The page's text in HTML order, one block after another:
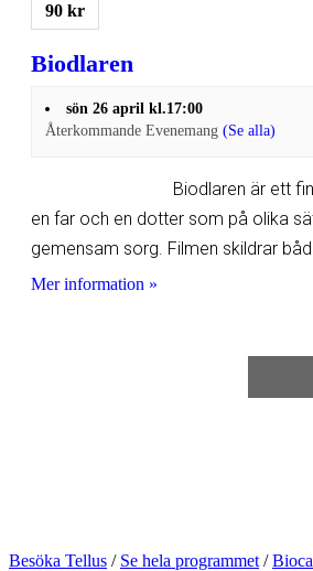
90 kr
Biodlaren
sön 26 april kl.17:00
Återkommande Evenemang (Se alla)
Biodlaren är ett
en far och en dotter som på olika
gemensam sorg. Filmen skildrar
Mer information »
Besöka Tellus / Se hela programmet /